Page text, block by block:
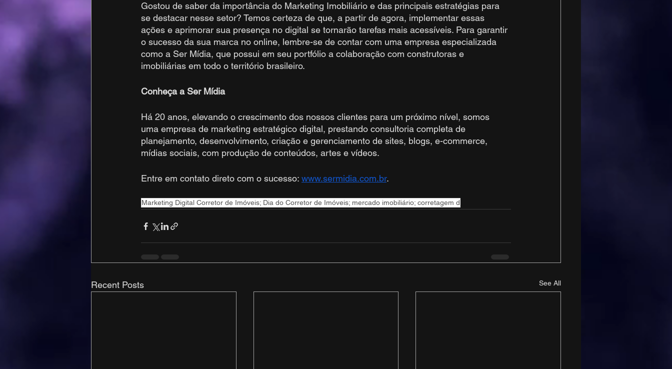
Gostou de saber da importância do Marketing Imobiliário e das principais estratégias para
se destacar nesse setor? Temos certeza de que, a partir de agora, implementar essas
ações e aprimorar sua presença no digital se tornarão tarefas mais acessíveis. Para garantir
o sucesso da sua marca no online, lembre-se de contar com uma empresa especializada
como a Ser Mídia, que possui em seu portfólio a colaboração com construtoras e
imobiliárias em todo o território brasileiro.
Conheça a Ser Mídia
Há 20 anos, elevando o crescimento dos nossos clientes para um próximo nível, somos
uma empresa de marketing estratégico digital, prestando consultoria completa de
planejamento, desenvolvimento, criação e gerenciamento de sites, blogs, e-commerce,
mídias sociais, com produção de conteúdos, artes e vídeos.
Entre em contato direto com o sucesso: www.sermidia.com.br.
Marketing Digital Corretor de Imóveis; Dia do Corretor de Imóveis; mercado imobiliário; corretagem d
Recent Posts See All